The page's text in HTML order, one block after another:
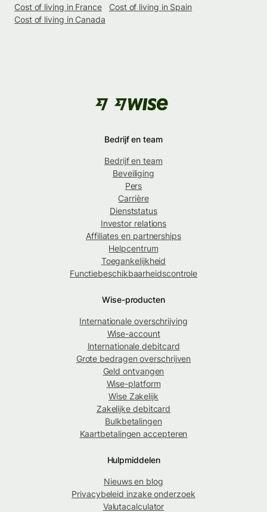
Cost of living in France
Cost of living in Spain
Cost of living in Canada
Bedrijf en team
Bedrijf en team
Beveiliging
Pers
Carrière
Dienststatus
Investor relations
Affiliates en partnerships
Helpcentrum
Toegankelijkheid
Functiebeschikbaarheidscontrole
Wise-producten
Internationale overschrijving
Wise-account
Internationale debitcard
Grote bedragen overschrijven
Geld ontvangen
Wise-platform
Wise Zakelijk
Zakelijke debitcard
Bulkbetalingen
Kaartbetalingen accepteren
Hulpmiddelen
Nieuws en blog
Privacybeleid inzake onderzoek
Valutacalculator